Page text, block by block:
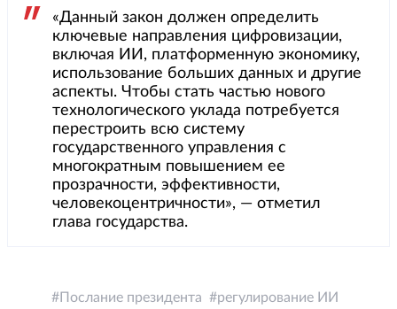
«Данный закон должен определить
ключевые направления цифровизации,
включая ИИ, платформенную экономику,
использование больших данных и другие
аспекты. Чтобы стать частью нового
технологического уклада потребуется
перестроить всю систему
государственного управления с
многократным повышением ее
прозрачности, эффективности,
человекоцентричности», — отметил
глава государства.
Послание президента
регулирование ИИ